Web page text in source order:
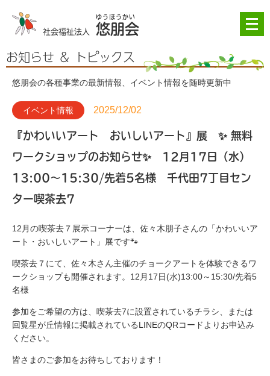
社会福祉法人 悠朋会
メ
ニ
を
お知らせ ＆ トピックス
悠朋会の各種事業の最新情報、イベント情報を随時更新中
イベント情報 2025/12/02
『かわいいアート おいしいアート』展 ✨ 無料
ワークショップのお知らせ✨ 12月17日（水）
13:00〜15:30/先着5名様 千代田7丁目セン
ター喫茶去7
12月の喫茶去７展示コーナーは、佐々木朋子さんの「かわいいア
ート・おいしいアート」展です🐾
喫茶去７にて、佐々木さん主催のチョークアートを体験できるワ
ークショップも開催されます。12月17日(水)13:00～15:30/先着5
名様
参加をご希望の方は、喫茶去7に設置されているチラシ、または
回覧星が丘情報に掲載されているLINEのQRコードよりお申込み
ください。
皆さまのご参加をお待ちしております！